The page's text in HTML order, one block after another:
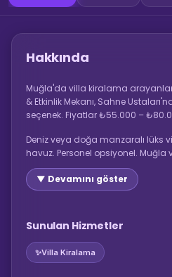
Hakkında
Muğla'da villa kiralama arayanlar
& Etkinlik Mekanı, Sahne
seçenek. Fiyatlar ₺55.000 –
Deniz veya doğa manzaralı lüks
havuz. Personel opsiyonel. Muğla
▼ Devamını göster
Sunulan Hizmetler
✨Villa Kiralama